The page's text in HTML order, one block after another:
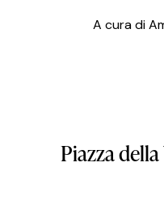
A cura di
Piazzadella